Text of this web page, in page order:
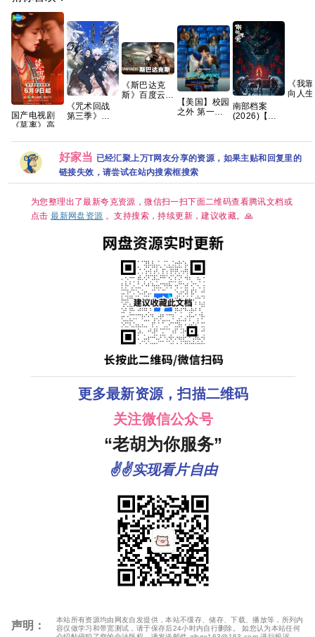
国产电视剧
《莫离》高清
百度网盘资源
分享
《咒术回战
第三季》
集 已完结】
【4K 超高
清】【内置中
文字幕】
（1.2G/集 共
【附1-2季
+系列】夸克
《斯巴达克
斯》百度云
【美国】校园
之外 第一季
又名: 校园恋
克
南部档案
(2026)【每
网盘资源 百
度 夸克
《我
向人
好家当 已经汇聚上万T网友分享的资源，如果主贴和回复里的
链接失效，请尝试在站内搜索框搜索
为您整理出了最新夸克资源，微信扫一扫下面二维码查看腾讯文档或
点击最新网盘资源 。支持搜索，持续更新，建议收藏。🙏
更多最新资源，扫描二维码
关注微信公众号
“老胡为你服务”
✌✌实现看片自由
声明：
本站所有资源均由网友自发提供，本站不缓存、储存、下载、播放等，所列内
容仅做学习和带宽测试，请于保存后24小时内自行删除。 如您认为本站任何